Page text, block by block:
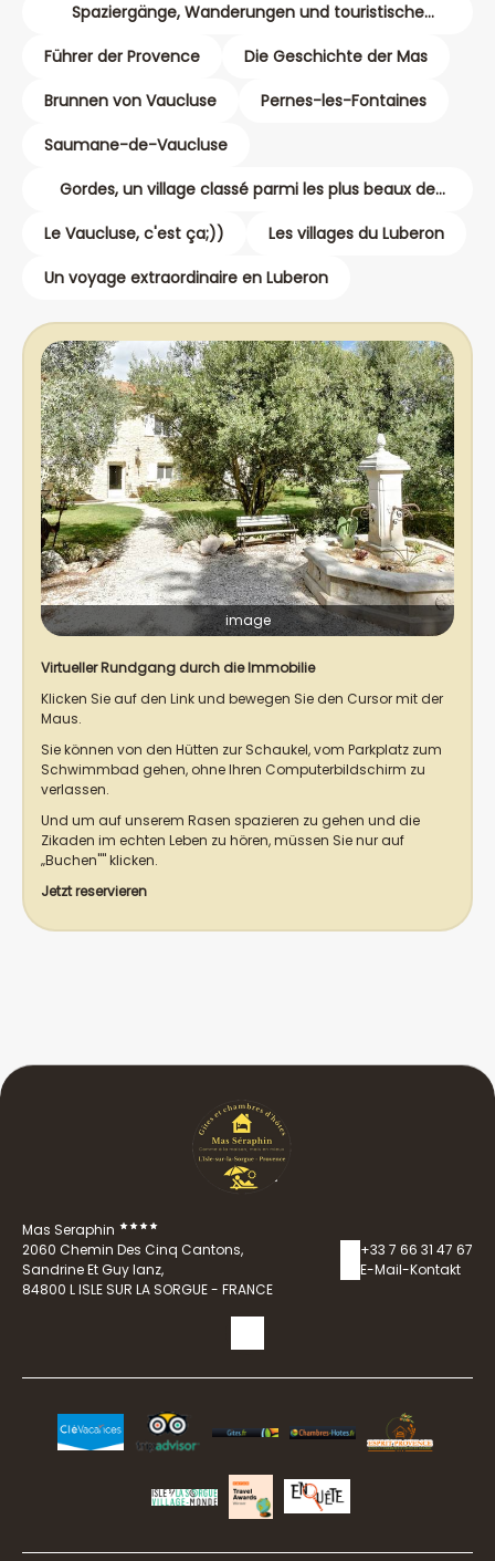
Spaziergänge, Wanderungen und touristische
Führer der Provence
Die Geschichte der Mas
Brunnen von Vaucluse
Pernes-les-Fontaines
Saumane-de-Vaucluse
Gordes, un village classé parmi les plus beaux de
Le Vaucluse, c'est ça;))
Les villages du Luberon
Un voyage extraordinaire en Luberon
image
Virtueller Rundgang durch die Immobilie
Klicken Sie auf den Link und bewegen Sie den Cursor mit der
Maus.
Sie können von den Hütten zur Schaukel, vom Parkplatz zum
Schwimmbad gehen, ohne Ihren Computerbildschirm zu
verlassen.
Und um auf unserem Rasen spazieren zu gehen und die
Zikaden im echten Leben zu hören, müssen Sie nur auf
„Buchen"" klicken.
Jetzt reservieren
Mas Seraphin
2060 Chemin Des Cinq Cantons,
Sandrine Et Guy Ianz,
84800 L ISLE SUR LA SORGUE - FRANCE
+33 7 66 31 47 67
E-Mail-Kontakt